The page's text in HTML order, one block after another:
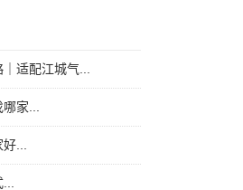
适配江城气...
家...
...